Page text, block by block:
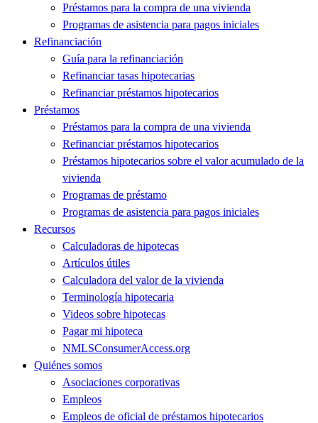
Préstamos para la compra de una vivienda
Programas de asistencia para pagos iniciales
Refinanciación
Guía para la refinanciación
Refinanciar tasas hipotecarias
Refinanciar préstamos hipotecarios
Préstamos
Préstamos para la compra de una vivienda
Refinanciar préstamos hipotecarios
Préstamos hipotecarios sobre el valor acumulado de la
vivienda
Programas de préstamo
Programas de asistencia para pagos iniciales
Recursos
Calculadoras de hipotecas
Artículos útiles
Calculadora del valor de la vivienda
Terminología hipotecaria
Videos sobre hipotecas
Pagar mi hipoteca
NMLSConsumerAccess.org
Quiénes somos
Asociaciones corporativas
Empleos
Empleos de oficial de préstamos hipotecarios